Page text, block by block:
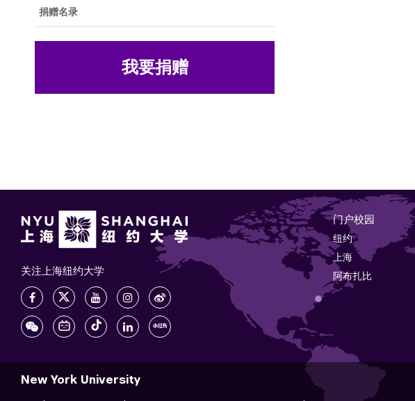
捐赠名录
我要捐赠
门户校园
纽约
上海
阿布扎比
关注上海纽约大学
New York University